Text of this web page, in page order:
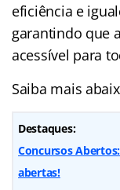
eficiência e
garantindo que
acessível para
Saiba mais
Destaques:
Concursos
abertas!